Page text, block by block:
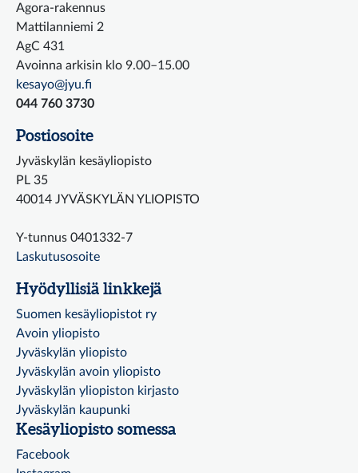
Agora-rakennus
Mattilanniemi 2
AgC 431
Avoinna arkisin klo 9.00–15.00
kesayo@jyu.fi
044 760 3730
Postiosoite
Jyväskylän kesäyliopisto
PL 35
40014 JYVÄSKYLÄN YLIOPISTO
Y-tunnus 0401332-7
Laskutusosoite
Hyödyllisiä linkkejä
Suomen kesäyliopistot ry
Avoin yliopisto
Jyväskylän yliopisto
Jyväskylän avoin yliopisto
Jyväskylän yliopiston kirjasto
Jyväskylän kaupunki
Kesäyliopisto somessa
Facebook